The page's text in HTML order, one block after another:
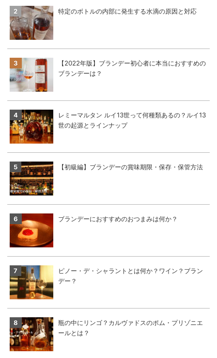
特定のボトルの内部に発生する水滴の原因と対応
【2022年版】ブランデー初心者に本当におすすめの
ブランデーは？
レミーマルタン ルイ13世って何種類あるの？ルイ13
世の起源とラインナップ
【初級編】ブランデーの賞味期限・保存・保管方法
ブランデーにおすすめのおつまみは何か？
ピノー・デ・シャラントとは何か？ワイン？ブラン
デー？
瓶の中にリンゴ？カルヴァドスのポム・プリゾニエ
ールとは？